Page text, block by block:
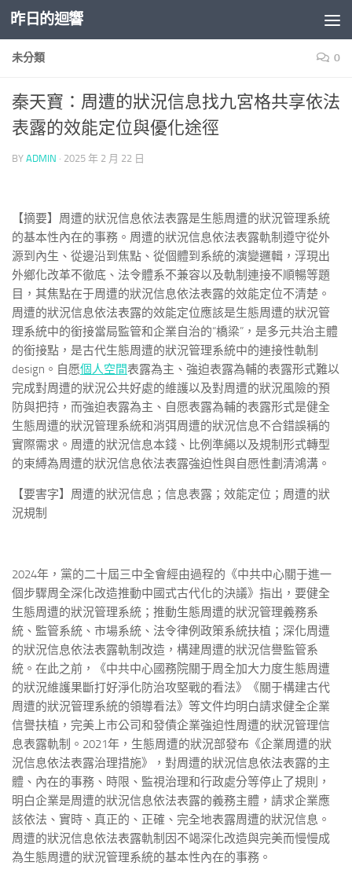
Skip to content
昨日的迴響
未分類 0
秦天寶：周遭的狀況信息找九宮格共享依法
表露的效能定位與優化途徑
BY ADMIN · 2025 年 2 月 22 日
【摘要】周遭的狀況信息依法表露是生態周遭的狀況管理系統
的基本性內在的事務。周遭的狀況信息依法表露軌制遵守從外
源到內生、從邊沿到焦點、從個體到系統的演變邏輯，浮現出
外鄉化改革不徹底、法令體系不兼容以及軌制連接不順暢等題
目，其焦點在于周遭的狀況信息依法表露的效能定位不清楚。
周遭的狀況信息依法表露的效能定位應該是生態周遭的狀況管
理系統中的銜接當局監管和企業自治的“橋梁”，是多元共治主體
的銜接點，是古代生態周遭的狀況管理系統中的連接性軌制
design。自愿個人空間表露為主、強迫表露為輔的表露形式難以
完成對周遭的狀況公共好處的維護以及對周遭的狀況風險的預
防與把持，而強迫表露為主、自愿表露為輔的表露形式是健全
生態周遭的狀況管理系統和消弭周遭的狀況信息不合錯誤稱的
實際需求。周遭的狀況信息本錢、比例準繩以及規制形式轉型
的束縛為周遭的狀況信息依法表露強迫性與自愿性劃清鴻溝。
【要害字】周遭的狀況信息；信息表露；效能定位；周遭的狀
況規制
2024年，黨的二十屆三中全會經由過程的《中共中心關于進一
個步驟周全深化改造推動中國式古代化的決議》指出，要健全
生態周遭的狀況管理系統；推動生態周遭的狀況管理義務系
統、監管系統、市場系統、法令律例政策系統扶植；深化周遭
的狀況信息依法表露軌制改造，構建周遭的狀況信譽監管系
統。在此之前，《中共中心國務院關于周全加大力度生態周遭
的狀況維護果斷打好淨化防治攻堅戰的看法》《關于構建古代
周遭的狀況管理系統的領導看法》等文件均明白請求健全企業
信譽扶植，完美上市公司和發債企業強迫性周遭的狀況管理信
息表露軌制。2021年，生態周遭的狀況部發布《企業周遭的狀
況信息依法表露治理措施》，對周遭的狀況信息依法表露的主
體、內在的事務、時限、監視治理和行政處分等停止了規則，
明白企業是周遭的狀況信息依法表露的義務主體，請求企業應
該依法、實時、真正的、正確、完全地表露周遭的狀況信息。
周遭的狀況信息依法表露軌制因不竭深化改造與完美而慢慢成
為生態周遭的狀況管理系統的基本性內在的事務。